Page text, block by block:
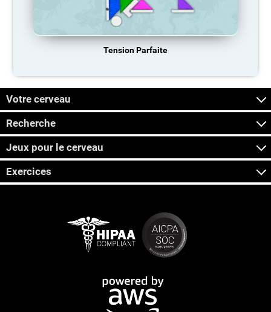
Tension Parfaite
Votre cerveau
Recherche
Jeux pour le cerveau
Exercices